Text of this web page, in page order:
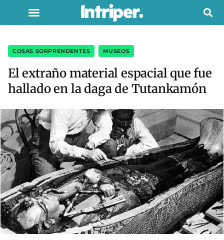
COSAS SORPRENDENTES MUSEOS
El extraño material espacial que fue
hallado en la daga de Tutankamón